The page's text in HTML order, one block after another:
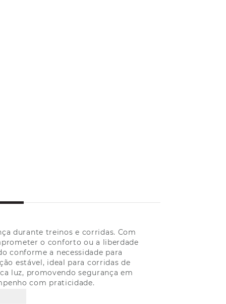
durante treinos e corridas. Com
o conforto ou a liberdade
conforme a necessidade para
estável, ideal para corridas de
luz, promovendo segurança em
com praticidade.